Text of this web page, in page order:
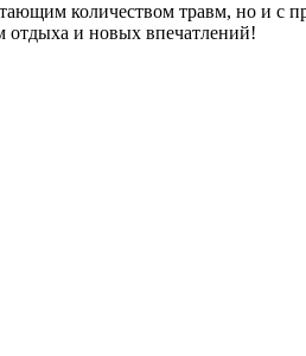
количеством травм, но
и новых впечатлений!